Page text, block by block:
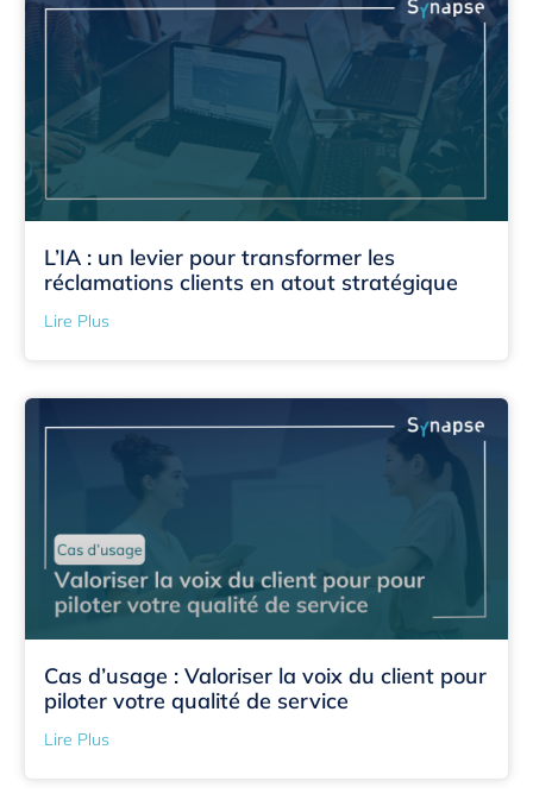
L’IA : un levier pour transformer les
réclamations clients en atout stratégique
Lire Plus
Cas d’usage : Valoriser la voix du client pour
piloter votre qualité de service
Lire Plus